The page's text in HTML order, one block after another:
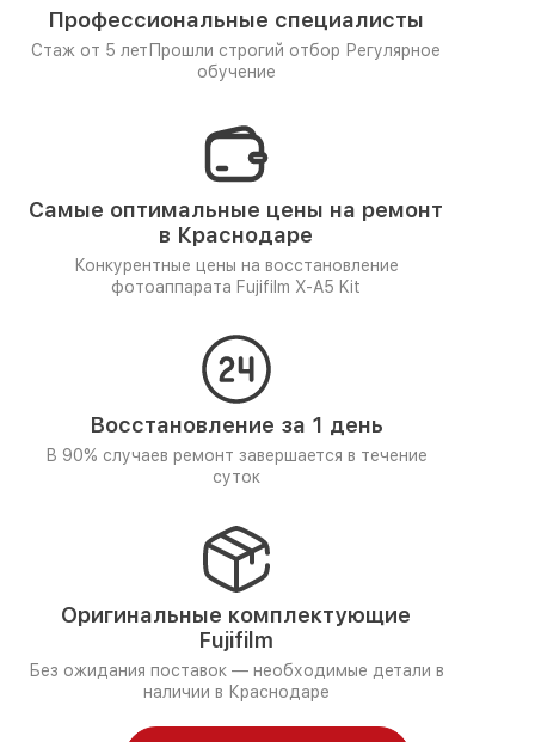
Профессиональные специалисты
Стаж от 5 лет Прошли строгий отбор Регулярное
обучение
Самые оптимальные цены на ремонт
в Краснодаре
Конкурентные цены на восстановление
фотоаппарата Fujifilm X-A5 Kit
Восстановление за 1 день
В 90% случаев ремонт завершается в течение
суток
Оригинальные комплектующие
Fujifilm
Без ожидания поставок — необходимые детали в
наличии в Краснодаре